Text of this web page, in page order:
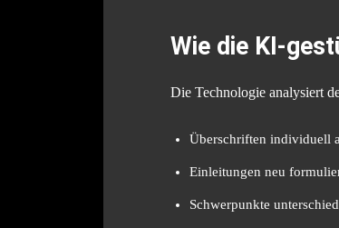
Wie die KI-
Die Technologie analysiert
Überschriften individuell
Einleitungen neu
Schwerpunkte